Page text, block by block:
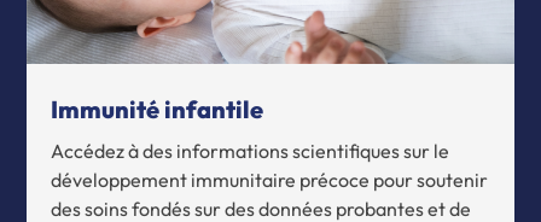
Immunité infantile
Accédez à des informations scientifiques sur le
développement immunitaire précoce pour soutenir
des soins fondés sur des données probantes et de